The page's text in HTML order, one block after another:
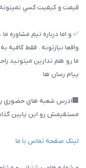
قيمت و كيفيت كسي نميتونه
✅ و اما درباره تيم مشاوره
واقعا نيازتونه . فقط كافيه
ما رو هم ندارين ميتونيد
پيام رسان ها
🏢ادرس شعبه هاي حضوري
مستقیمش رو این پایین
لینک صفحه تماس با ما